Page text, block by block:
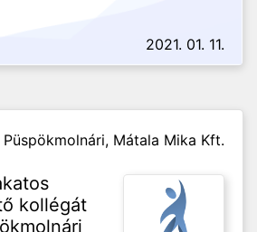
2021. 01. 11.
Püspökmolnári, Mátala Mika Kft.
kollégát